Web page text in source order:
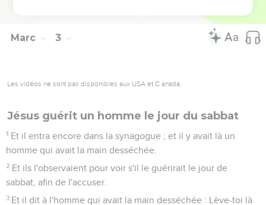
Marc 3
Les vidéos ne sont pas disponibles aux USA et C anada.
Jésus guérit un homme le jour du sabbat
1 Et il entra encore dans la synagogue ; et il y avait là un
homme qui avait la main desséchée.
2 Et ils l'observaient pour voir s'il le guérirait le jour de
sabbat, afin de l'accuser.
3 Et il dit à l'homme qui avait la main desséchée : Lève-toi là